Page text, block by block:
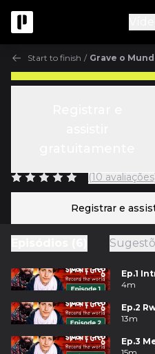
Start to finish / Grave o
(10
Registrar e
Ep.1
4m
Ep.2
13m
Ep.3